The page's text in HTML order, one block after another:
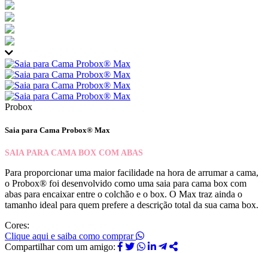
Probox
Saia para Cama Probox® Max
SAIA PARA CAMA BOX COM ABAS
Para proporcionar uma maior facilidade na hora de arrumar a cama,
o Probox® foi desenvolvido como uma saia para cama box com
abas para encaixar entre o colchão e o box. O Max traz ainda o
tamanho ideal para quem prefere a descrição total da sua cama box.
Cores:
Clique aqui e saiba como comprar
Compartilhar com um amigo: